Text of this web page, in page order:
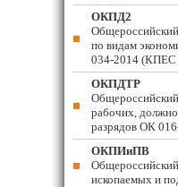
ОКПД2
по видам
034-2014 (КПЕС
ОКПДТР
рабочих,
разрядов ОК
ОКПИиПВ
ископаемых и